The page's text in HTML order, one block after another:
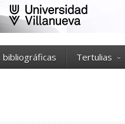
bibliográficas Tertulias